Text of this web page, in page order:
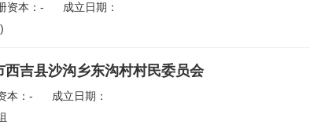
资本：-
成立日期：
吉县沙沟乡东沟村村民委员会
本：-
成立日期：